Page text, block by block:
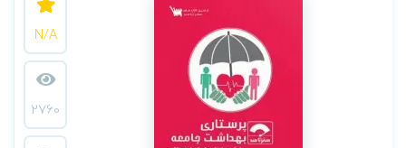
N/A
2760